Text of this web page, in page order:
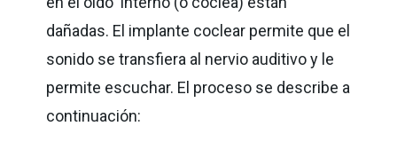
dañadas. El implante coclear permite que el
sonido se transfiera al nervio auditivo y le
permite escuchar. El proceso se describe a
continuación: